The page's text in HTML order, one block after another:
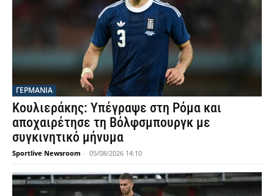
ΓΕΡΜΑΝΙΑ
Κουλιεράκης: Υπέγραψε στη Ρόμα και
αποχαιρέτησε τη Βόλφσμπουργκ με
συγκινητικό μήνυμα
Sportlive Newsroom - 05/08/2026 14:10